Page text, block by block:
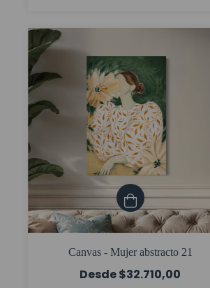
Canvas - Mujer abstracto 21
$32.710,00